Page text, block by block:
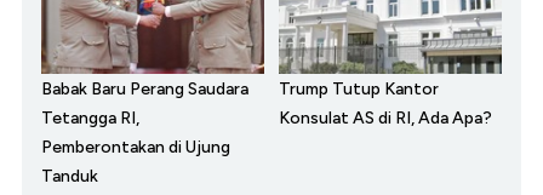
Babak Baru Perang Saudara
Tetangga RI,
Pemberontakan di Ujung
Tanduk
Trump Tutup Kantor
Konsulat AS di RI, Ada Apa?